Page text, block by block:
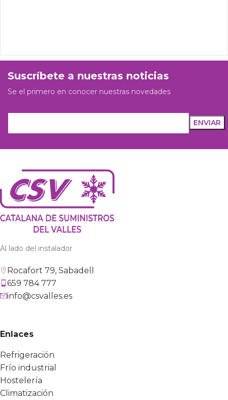
Suscríbete a nuestras noticias
Se el primero en conocer nuestras novedades
Al lado del instalador
Rocafort 79, Sabadell
659 784 777
info@csvalles.es
Enlaces
Refrigeración
Frío industrial
Hostelería
Climatización